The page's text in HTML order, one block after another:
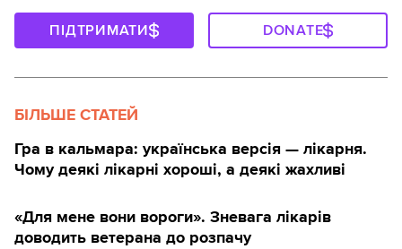
ПІДТРИМАТИ DONATE
БІЛЬШЕ СТАТЕЙ
Гра в кальмара: українська версія — лікарня.
Чому деякі лікарні хороші, а деякі жахливі
«Для мене вони вороги». Зневага лікарів
доводить ветерана до розпачу